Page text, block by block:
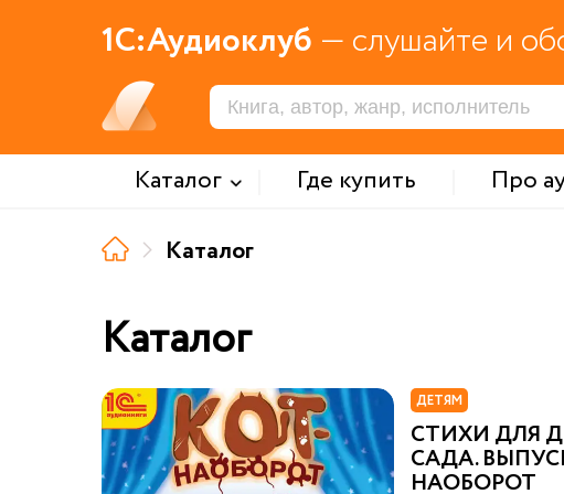
1С:Аудиоклуб — слушайте и
Каталог Где купить Про
Каталог
Каталог
ДЕТЯМ
СТИХИ ДЛЯ
САДА.
НАОБОРОТ